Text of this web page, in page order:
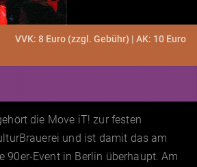
VVK: 8 Euro (zzgl. Gebühr) | AK: 10 Euro
die Move iT! zur festen
und ist damit das am
90er-Event in Berlin überhaupt. Am